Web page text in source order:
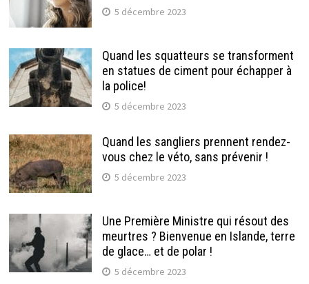
5 décembre 2023
Quand les squatteurs se transforment
en statues de ciment pour échapper à
la police!
5 décembre 2023
Quand les sangliers prennent rendez-
vous chez le véto, sans prévenir !
5 décembre 2023
Une Première Ministre qui résout des
meurtres ? Bienvenue en Islande, terre
de glace… et de polar !
5 décembre 2023